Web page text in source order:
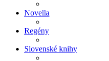
Novella
Regény
Slovenské knihy